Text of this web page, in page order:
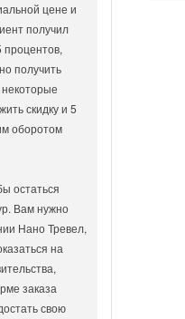
цене и
получил
процентов,
получить
скидку и 5
оборотом
остаться
Вам нужно
Нано Тревел,
на
заказа
свою